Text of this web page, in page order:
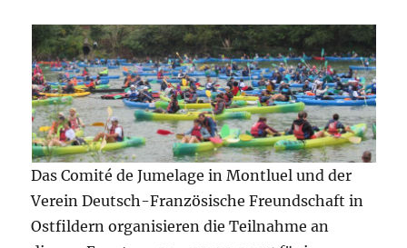
Das Comité de Jumelage in Montluel und der
Verein Deutsch-Französische Freundschaft in
Ostfildern organisieren die Teilnahme an